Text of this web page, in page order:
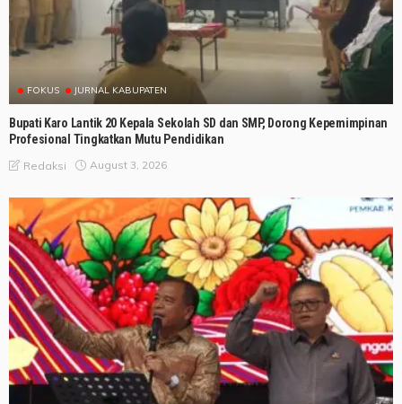
FOKUS JURNAL KABUPATEN
Bupati Karo Lantik 20 Kepala Sekolah SD dan SMP, Dorong Kepemimpinan
Profesional Tingkatkan Mutu Pendidikan
Redaksi August 3, 2026